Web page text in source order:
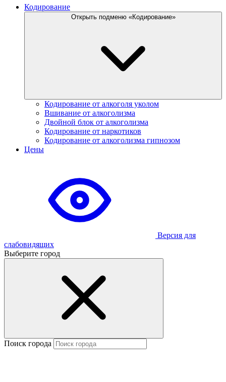
Кодирование
Открыть подменю «Кодирование»
Кодирование от алкоголя уколом
Вшивание от алкоголизма
Двойной блок от алкоголизма
Кодирование от наркотиков
Кодирование от алкоголизма гипнозом
Цены
Версия для
слабовидящих
Выберите город
Поиск города